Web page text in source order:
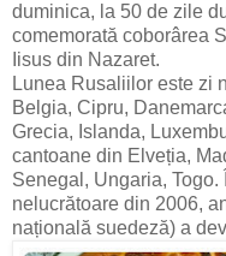
duminica, la 50 de zile
comemorată coborârea
Iisus din Nazaret.
Lunea Rusaliilor este zi
Belgia, Cipru,
Grecia, Islanda,
cantoane din Elveția,
Senegal, Ungaria,
nelucrătoare din 2006,
națională suedeză) a